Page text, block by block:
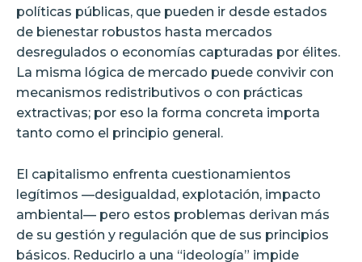
políticas públicas, que pueden ir desde estados
de bienestar robustos hasta mercados
desregulados o economías capturadas por élites.
La misma lógica de mercado puede convivir con
mecanismos redistributivos o con prácticas
extractivas; por eso la forma concreta importa
tanto como el principio general.
El capitalismo enfrenta cuestionamientos
legítimos —desigualdad, explotación, impacto
ambiental— pero estos problemas derivan más
de su gestión y regulación que de sus principios
básicos. Reducirlo a una “ideología” impide